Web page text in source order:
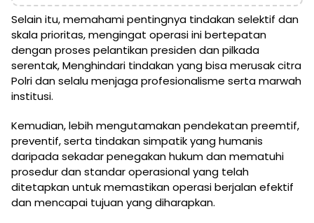
Selain itu, memahami pentingnya tindakan selektif dan
skala prioritas, mengingat operasi ini bertepatan
dengan proses pelantikan presiden dan pilkada
serentak, Menghindari tindakan yang bisa merusak citra
Polri dan selalu menjaga profesionalisme serta marwah
institusi.
Kemudian, lebih mengutamakan pendekatan preemtif,
preventif, serta tindakan simpatik yang humanis
daripada sekadar penegakan hukum dan mematuhi
prosedur dan standar operasional yang telah
ditetapkan untuk memastikan operasi berjalan efektif
dan mencapai tujuan yang diharapkan.